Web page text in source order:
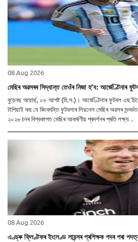
08 Aug 2026
মেছিৰ অৱসৰৰ সিদ্ধান্ত তেওঁৰ নিজা হ’ব: আৰ্জেণ্টিনাৰ
বুয়েনছ আয়াৰ্ছ, ০৮ আগষ্ট (হি.স.)। আৰ্জেণ্টিনাৰ ফুটবল এছ’চিয়েশ্যনৰ সভাপতি ক্লাউডিঅ’ “চিকি”
টাপিয়াই কয় যে কিংবদন্তি ফুটবলাৰ লিয়নেল মেছিৰ অৱসৰ
২০২৬ চনৰ বিশ্বকাপত মেছিৰ আকৰ্ষণীয় প্ৰদৰ্শনৰ প্ৰতি লক্ষ্য ..
08 Aug 2026
এণ্ড্ৰু ফ্লিণ্টফৰ ইংলেণ্ড লায়ন্সৰ প্ৰশিক্ষক পদৰ পৰা